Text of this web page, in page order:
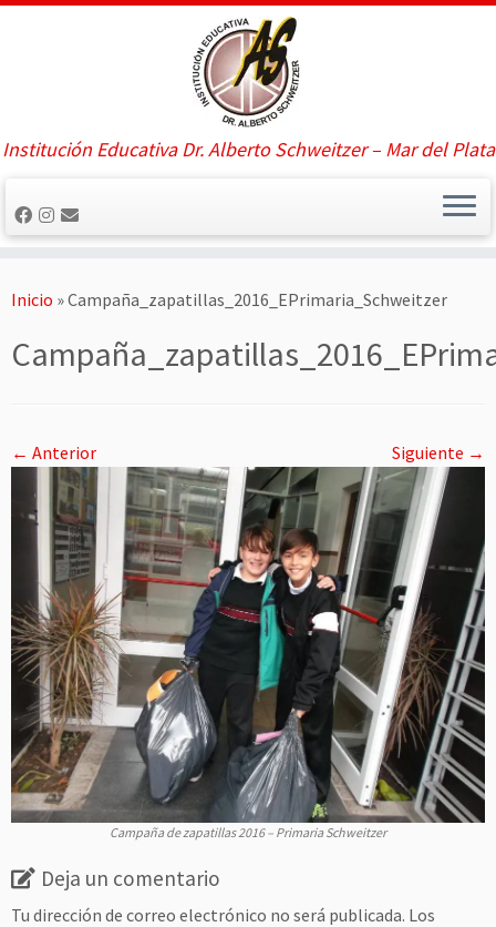
Saltar
Institución Educativa Dr. Alberto Schweitzer – Mar del Plata
Inicio »Campaña_zapatillas_2016_EPrimaria_Schweitzer
← Anterior Siguiente →
Campaña de zapatillas 2016 – Primaria Schweitzer
Deja un comentario
Tu dirección de correo electrónico no será publicada. Los